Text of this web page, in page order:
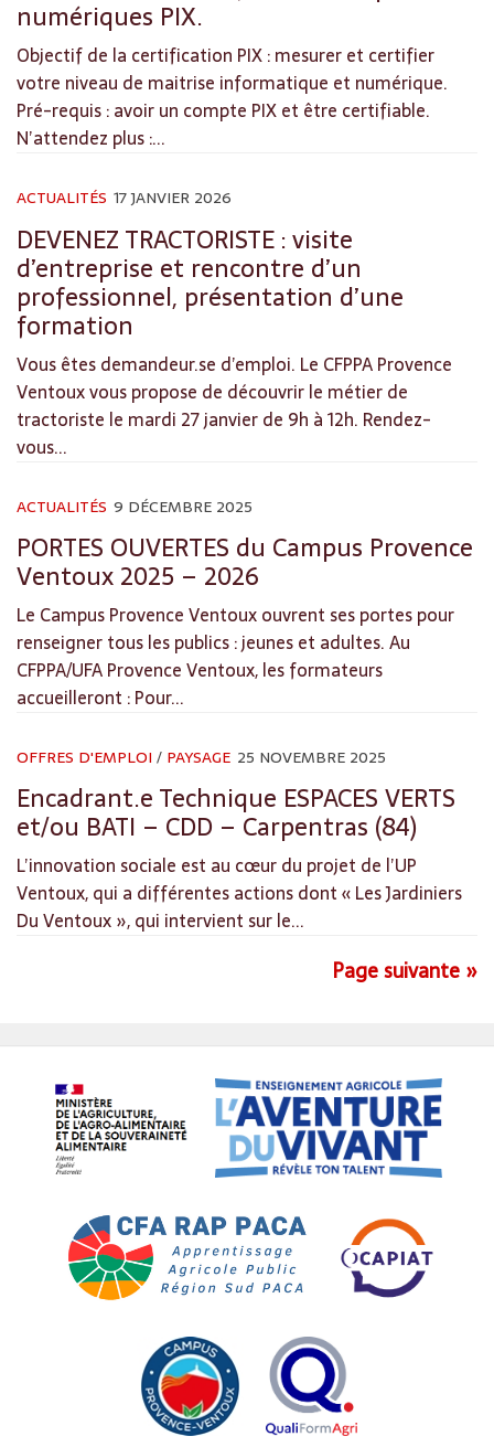
numériques PIX.
Objectif de la certification PIX : mesurer et certifier
votre niveau de maitrise informatique et numérique.
Pré-requis : avoir un compte PIX et être certifiable.
N’attendez plus :...
ACTUALITÉS 17 JANVIER 2026
DEVENEZ TRACTORISTE : visite
d’entreprise et rencontre d’un
professionnel, présentation d’une
formation
Vous êtes demandeur.se d’emploi. Le CFPPA Provence
Ventoux vous propose de découvrir le métier de
tractoriste le mardi 27 janvier de 9h à 12h. Rendez-
vous...
ACTUALITÉS 9 DÉCEMBRE 2025
PORTES OUVERTES du Campus Provence
Ventoux 2025 – 2026
Le Campus Provence Ventoux ouvrent ses portes pour
renseigner tous les publics : jeunes et adultes. Au
CFPPA/UFA Provence Ventoux, les formateurs
accueilleront : Pour...
OFFRES D'EMPLOI / PAYSAGE 25 NOVEMBRE 2025
Encadrant.e Technique ESPACES VERTS
et/ou BATI – CDD – Carpentras (84)
L’innovation sociale est au cœur du projet de l’UP
Ventoux, qui a différentes actions dont « Les Jardiniers
Du Ventoux », qui intervient sur le...
Page suivante »